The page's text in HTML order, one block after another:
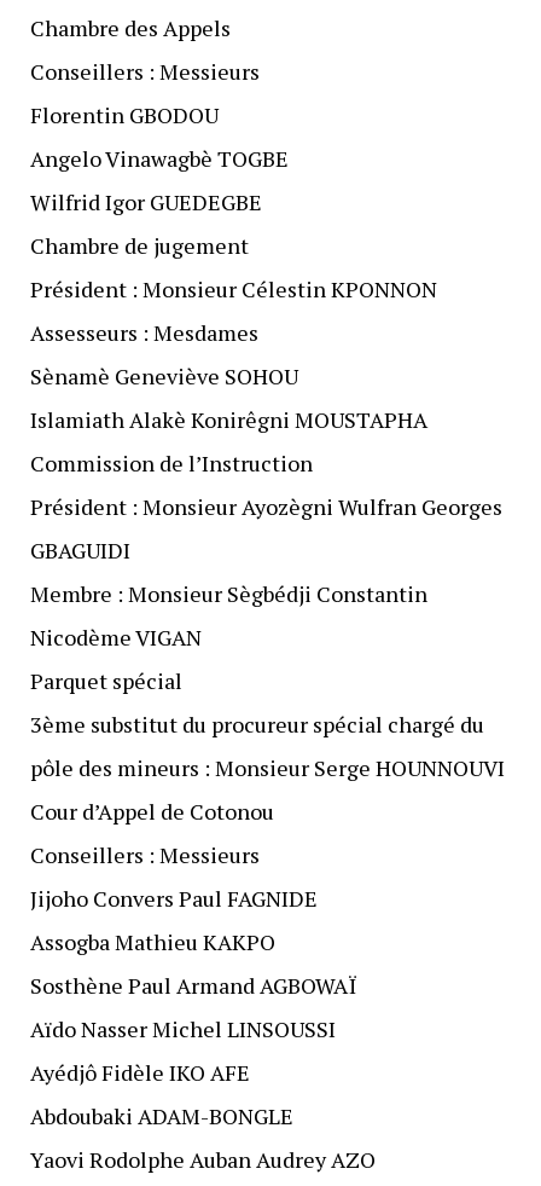
Chambre des Appels
Conseillers : Messieurs
Florentin GBODOU
Angelo Vinawagbè TOGBE
Wilfrid Igor GUEDEGBE
Chambre de jugement
Président : Monsieur Célestin KPONNON
Assesseurs : Mesdames
Sènamè Geneviève SOHOU
Islamiath Alakè Konirêgni MOUSTAPHA
Commission de l’Instruction
Président : Monsieur Ayozègni Wulfran Georges
GBAGUIDI
Membre : Monsieur Sègbédji Constantin
Nicodème VIGAN
Parquet spécial
3ème substitut du procureur spécial chargé du
pôle des mineurs : Monsieur Serge HOUNNOUVI
Cour d’Appel de Cotonou
Conseillers : Messieurs
Jijoho Convers Paul FAGNIDE
Assogba Mathieu KAKPO
Sosthène Paul Armand AGBOWAÏ
Aïdo Nasser Michel LINSOUSSI
Ayédjô Fidèle IKO AFE
Abdoubaki ADAM-BONGLE
Yaovi Rodolphe Auban Audrey AZO